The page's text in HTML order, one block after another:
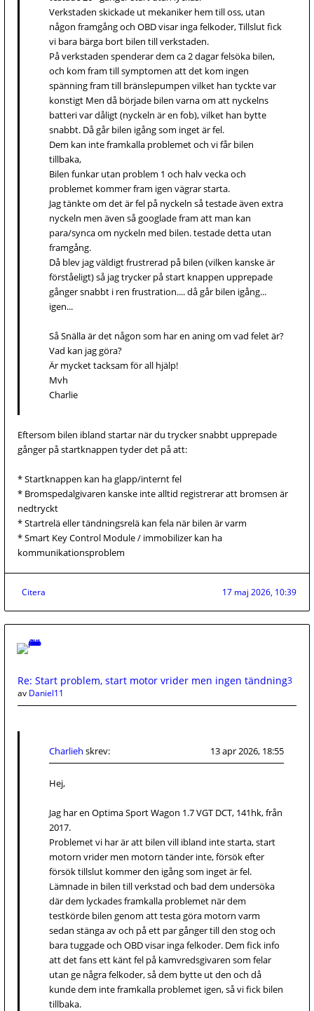
Verkstaden skickade ut mekaniker hem till oss, utan
någon framgång och OBD visar inga felkoder, Tillslut fick
vi bara bärga bort bilen till verkstaden.
På verkstaden spenderar dem ca 2 dagar felsöka bilen,
och kom fram till symptomen att det kom ingen
spänning fram till bränslepumpen vilket han tyckte var
konstigt Men då började bilen varna om att nyckelns
batteri var dåligt (nyckeln är en fob), vilket han bytte
snabbt. Då går bilen igång som inget är fel.
Dem kan inte framkalla problemet och vi får bilen
tillbaka,
Bilen funkar utan problem 1 och halv vecka och
problemet kommer fram igen vägrar starta.
Jag tänkte om det är fel på nyckeln så testade även extra
nyckeln men även så googlade fram att man kan
para/synca om nyckeln med bilen. testade detta utan
framgång.
Då blev jag väldigt frustrerad på bilen (vilken kanske är
förståeligt) så jag trycker på start knappen upprepade
gånger snabbt i ren frustration.... då går bilen igång...
igen...
Så Snälla är det någon som har en aning om vad felet är?
Vad kan jag göra?
Är mycket tacksam för all hjälp!
Mvh
Charlie
Eftersom bilen ibland startar när du trycker snabbt upprepade
gånger på startknappen tyder det på att:
* Startknappen kan ha glapp/internt fel
* Bromspedalgivaren kanske inte alltid registrerar att bromsen är
nedtryckt
* Startrelä eller tändningsrelä kan fela när bilen är varm
* Smart Key Control Module / immobilizer kan ha
kommunikationsproblem
Citera 17 maj 2026, 10:39
Re: Start problem, start motor vrider men ingen tändning3
av Daniel11
Charlieh skrev: 13 apr 2026, 18:55
Hej,
Jag har en Optima Sport Wagon 1.7 VGT DCT, 141hk, från
2017.
Problemet vi har är att bilen vill ibland inte starta, start
motorn vrider men motorn tänder inte, försök efter
försök tillslut kommer den igång som inget är fel.
Lämnade in bilen till verkstad och bad dem undersöka
där dem lyckades framkalla problemet när dem
testkörde bilen genom att testa göra motorn varm
sedan stänga av och på ett par gånger till den stog och
bara tuggade och OBD visar inga felkoder. Dem fick info
att det fans ett känt fel på kamvredsgivaren som felar
utan ge några felkoder, så dem bytte ut den och då
kunde dem inte framkalla problemet igen, så vi fick bilen
tillbaka.